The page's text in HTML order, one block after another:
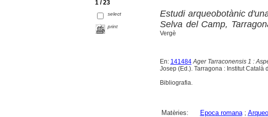
1 / 23
select
print
Estudi arqueobotànic
Selva del Camp,
Vergè
En: 141484 Ager Tarraconensis 1 :
Josep (Ed.). Tarragona : Institut
Bibliografia.
Matèries: Epoca romana;